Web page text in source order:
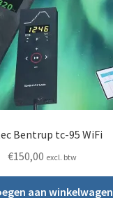
Bentrup tc-95 WiFi
€150,00 excl. btw
aan winkelwagen